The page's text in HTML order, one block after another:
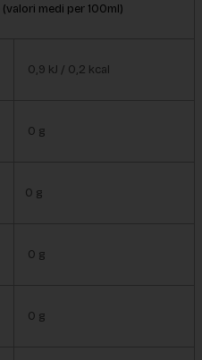
(valori medi per 100ml)
0,9 kJ / 0,2 kcal
0 g
0 g
0 g
0 g